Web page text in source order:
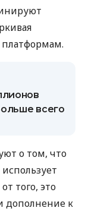
всего
о том, что
того, это
дополнение к